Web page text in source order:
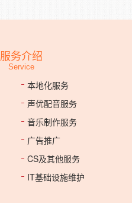
服务介绍
Service
本地化服务
声优配音服务
音乐制作服务
广告推广
CS及其他服务
IT基础设施维护